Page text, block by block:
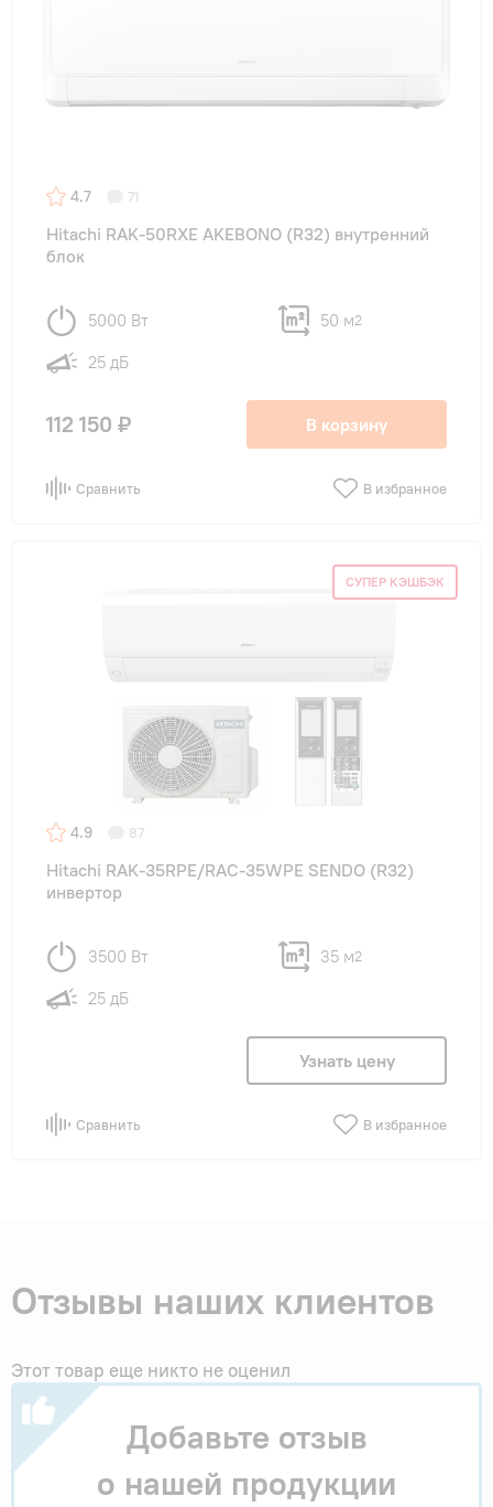
4.7 71
Hitachi RAK-50RXE AKEBONO (R32) внутренний
блок
5000 Вт 50 м2
25 дБ
112 150 ₽ В корзину
Сравнить В избранное
СУПЕР КЭШБЭК
4.9 87
Hitachi RAK-35RPE/RAC-35WPE SENDO (R32)
инвертор
3500 Вт 35 м2
25 дБ
Узнать цену
Сравнить В избранное
Отзывы наших клиентов
Этот товар еще никто не оценил
Добавьте отзыв
о нашей продукции